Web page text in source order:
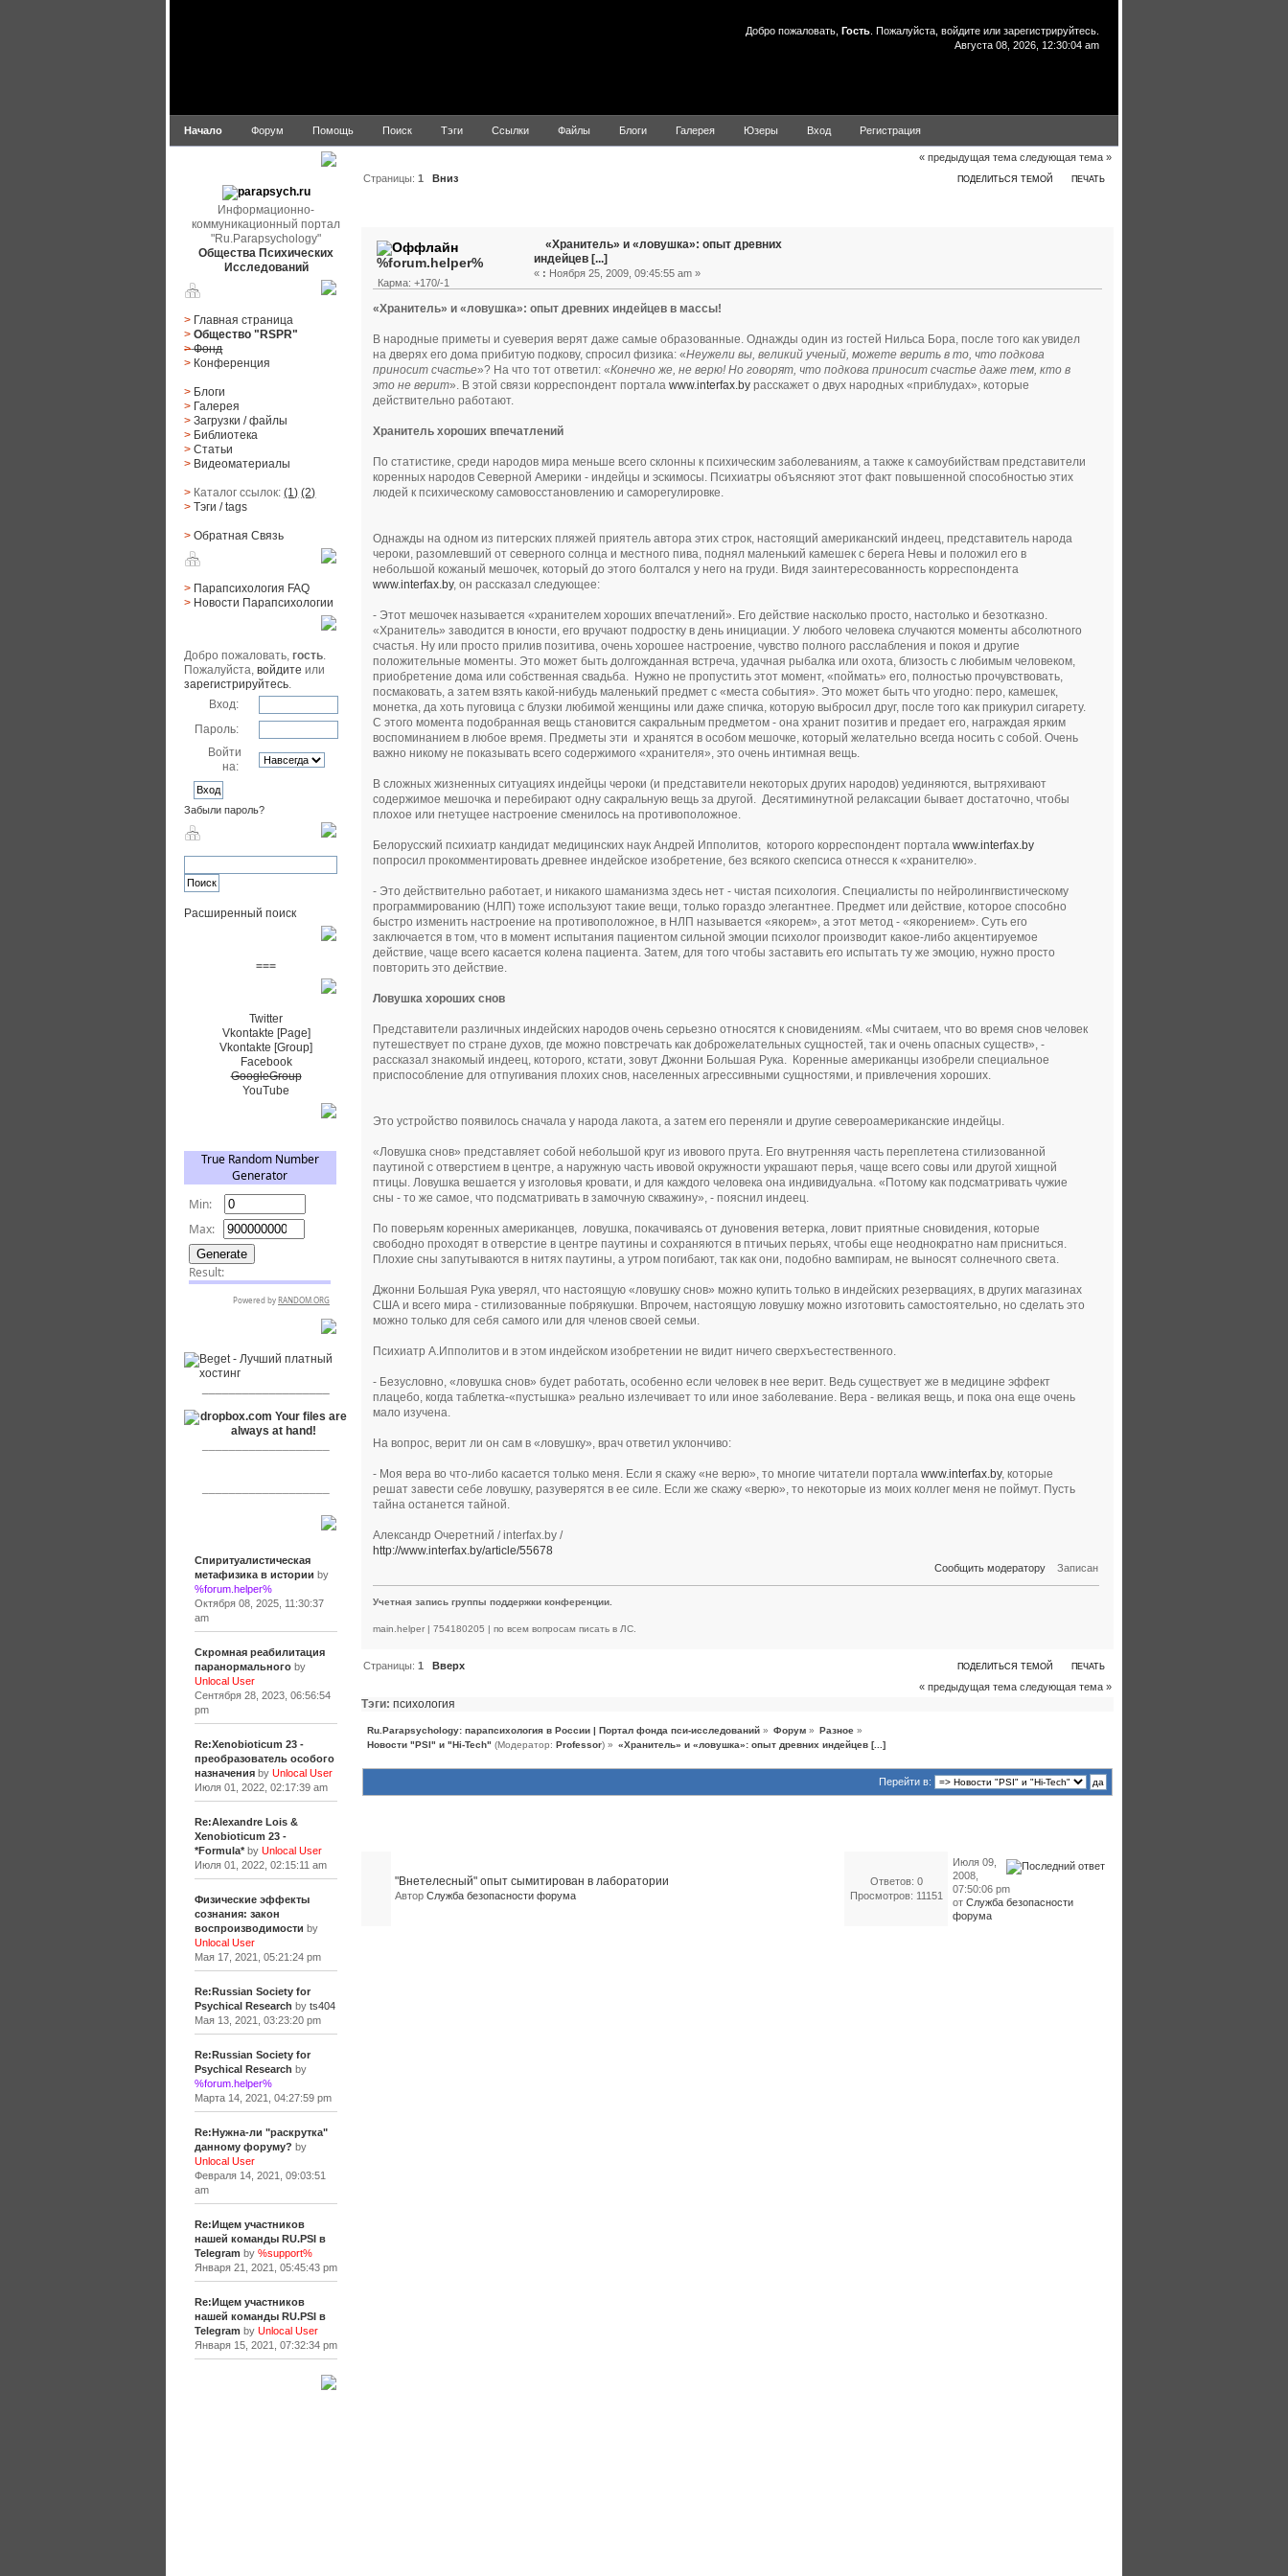
Добро пожаловать, Гость . Пожалуйста, войдите или зарегистрируйтесь
Августа 08, 2026, 12:30:04 am
Начало Форум Помощь Поиск Тэги Ссылки Файлы Блоги Галерея Юзеры Вход Регистрация
Информационно-
коммуникационный портал
"Ru.Parapsychology"
Общества Психических
Исследований
> Главная страница
> Общество "RSPR"
> Фонд
> Конференция
> Блоги
> Галерея
> Загрузки/файлы
> Библиотека
> Статьи
> Видеоматериалы
> Каталог ссылок:(1) (2)
> Тэги/ tags
> Обратная Cвязь
> Парапсихология FAQ
> Новости Парапсихологии
Добро пожаловать,гость.
Пожалуйста,войдите или
зарегистрируйтесь.
Вход:
Пароль:
Войти
на:
Забыли пароль?
Расширенный поиск
===
Twitter
Vkontakte [Page]
Vkontakte [Group]
Facebook
GoogleGroup
YouTube
Спиритуалистическая
метафизика в истории by
%forum.helper%
Октября 08, 2025, 11:30:37
am
Скромная реабилитация
паранормальногоby
Unlocal User
Сентября 28, 2023, 06:56:54
pm
Re:Xenobioticum 23 -
преобразователь особого
назначенияby Unlocal User
Июля 01, 2022, 02:17:39 am
Re:Alexandre Lois &
Xenobioticum 23 -
*Formula*by Unlocal User
Июля 01, 2022, 02:15:11 am
Физические эффекты
сознания: закон
воспроизводимости by
Unlocal User
Мая 17, 2021, 05:21:24 pm
Re:Russian Society for
Psychical Research by ts404
Мая 13, 2021, 03:23:20 pm
Re:Russian Society for
Psychical Research by
%forum.helper%
Марта 14, 2021, 04:27:59 pm
Re:Нужна-ли "раскрутка"
данному форуму? by
Unlocal User
Февраля 14, 2021, 09:03:51
am
Re:Ищем участников
нашей команды RU.PSI в
Telegram by %support%
Января 21, 2021, 05:45:43 pm
Re:Ищем участников
нашей команды RU.PSI в
Telegram by Unlocal User
Января 15, 2021, 07:32:34 pm
« предыдущая тема следующая тема »
ПОДЕЛИТЬСЯ ТЕМОЙ ПЕЧАТЬ
Страницы:1 Вниз
%forum.helper%
Карма: +170/-1
«Хранитель» и «ловушка»: опыт древних
индейцев [...]
« : Ноября 25, 2009, 09:45:55 am »
«Хранитель» и «ловушка»: опыт древних индейцев в массы!
В народные приметы и суеверия верят даже самые образованные. Однажды один из гостей Нильса Бора, после того как увидел
на дверях его дома прибитую подкову, спросил физика: «Неужели вы, великий ученый, можете верить в то, что подкова
приносит счастье»? На что тот ответил: «Конечно же, не верю! Но говорят, что подкова приносит счастье даже тем, кто в
это не верит». В этой связи корреспондент портала www.interfax.by расскажет о двух народных «приблудах», которые
действительно работают.
Хранитель хороших впечатлений
По статистике, среди народов мира меньше всего склонны к психическим заболеваниям, а также к самоубийствам представители
коренных народов Северной Америки - индейцы и эскимосы. Психиатры объясняют этот факт повышенной способностью этих
людей к психическому самовосстановлению и саморегулировке.
Однажды на одном из питерских пляжей приятель автора этих строк, настоящий американский индеец, представитель народа
чероки, разомлевший от северного солнца и местного пива, поднял маленький камешек с берега Невы и положил его в
небольшой кожаный мешочек, который до этого болтался у него на груди. Видя заинтересованность корреспондента
www.interfax.by, он рассказал следующее:
- Этот мешочек называется «хранителем хороших впечатлений». Его действие насколько просто, настолько и безотказно.
«Хранитель» заводится в юности, его вручают подростку в день инициации. У любого человека случаются моменты абсолютного
счастья. Ну или просто прилив позитива, очень хорошее настроение, чувство полного расслабления и покоя и другие
положительные моменты. Это может быть долгожданная встреча, удачная рыбалка или охота, близость с любимым человеком,
приобретение дома или собственная свадьба. Нужно не пропустить этот момент, «поймать» его, полностью прочувствовать,
посмаковать, а затем взять какой-нибудь маленький предмет с «места события». Это может быть что угодно: перо, камешек,
монетка, да хоть пуговица с блузки любимой женщины или даже спичка, которую выбросил друг, после того как прикурил сигарету.
С этого момента подобранная вещь становится сакральным предметом - она хранит позитив и предает его, награждая ярким
воспоминанием в любое время. Предметы эти и хранятся в особом мешочке, который желательно всегда носить с собой. Очень
важно никому не показывать всего содержимого «хранителя», это очень интимная вещь.
В сложных жизненных ситуациях индейцы чероки (и представители некоторых других народов) уединяются, вытряхивают
содержимое мешочка и перебирают одну сакральную вещь за другой. Десятиминутной релаксации бывает достаточно, чтобы
плохое или гнетущее настроение сменилось на противоположное.
Белорусский психиатр кандидат медицинских наук Андрей Ипполитов, которого корреспондент портала www.interfax.by
попросил прокомментировать древнее индейское изобретение, без всякого скепсиса отнесся к «хранителю».
- Это действительно работает, и никакого шаманизма здесь нет - чистая психология. Специалисты по нейролингвистическому
программированию (НЛП) тоже используют такие вещи, только гораздо элегантнее. Предмет или действие, которое способно
быстро изменить настроение на противоположное, в НЛП называется «якорем», а этот метод - «якорением». Суть его
заключается в том, что в момент испытания пациентом сильной эмоции психолог производит какое-либо акцентируемое
действие, чаще всего касается колена пациента. Затем, для того чтобы заставить его испытать ту же эмоцию, нужно просто
повторить это действие.
Ловушка хороших снов
Представители различных индейских народов очень серьезно относятся к сновидениям. «Мы считаем, что во время снов человек
путешествует по стране духов, где можно повстречать как доброжелательных сущностей, так и очень опасных существ», -
рассказал знакомый индеец, которого, кстати, зовут Джонни Большая Рука. Коренные американцы изобрели специальное
приспособление для отпугивания плохих снов, населенных агрессивными сущностями, и привлечения хороших.
Это устройство появилось сначала у народа лакота, а затем его переняли и другие североамериканские индейцы.
«Ловушка снов» представляет собой небольшой круг из ивового прута. Его внутренняя часть переплетена стилизованной
паутиной с отверстием в центре, а наружную часть ивовой окружности украшают перья, чаще всего совы или другой хищной
птицы. Ловушка вешается у изголовья кровати, и для каждого человека она индивидуальна. «Потому как подсматривать чужие
сны - то же самое, что подсматривать в замочную скважину», - пояснил индеец.
По поверьям коренных американцев, ловушка, покачиваясь от дуновения ветерка, ловит приятные сновидения, которые
свободно проходят в отверстие в центре паутины и сохраняются в птичьих перьях, чтобы еще неоднократно нам присниться.
Плохие сны запутываются в нитях паутины, а утром погибают, так как они, подобно вампирам, не выносят солнечного света.
Джонни Большая Рука уверял, что настоящую «ловушку снов» можно купить только в индейских резервациях, в других магазинах
США и всего мира - стилизованные побрякушки. Впрочем, настоящую ловушку можно изготовить самостоятельно, но сделать это
можно только для себя самого или для членов своей семьи.
Психиатр А.Ипполитов и в этом индейском изобретении не видит ничего сверхъестественного.
- Безусловно, «ловушка снов» будет работать, особенно если человек в нее верит. Ведь существует же в медицине эффект
плацебо, когда таблетка-«пустышка» реально излечивает то или иное заболевание. Вера - великая вещь, и пока она еще очень
мало изучена.
На вопрос, верит ли он сам в «ловушку», врач ответил уклончиво:
- Моя вера во что-либо касается только меня. Если я скажу «не верю», то многие читатели портала www.interfax.by, которые
решат завести себе ловушку, разуверятся в ее силе. Если же скажу «верю», то некоторые из моих коллег меня не поймут. Пусть
тайна останется тайной.
Александр Очеретний / interfax.by /
http://www.interfax.by/article/55678
Сообщить модератору Записан
Учетная запись группы поддержки конференции.
main.helper | 754180205 | по всем вопросам писать в ЛС.
ПОДЕЛИТЬСЯ ТЕМОЙ ПЕЧАТЬ
Страницы:1
Вверх
« предыдущая тема следующая тема »
Тэги: психология
Ru.Parapsychology: парапсихология в России | Портал фонда пси-исследований » Форум » Разное »
Новости "PSI" и "Hi-Tech" (Модератор: Professor) » «Хранитель» и «ловушка»: опыт древних индейцев [...]
Перейти в:
"Внетелесный" опыт сымитирован в лаборатории
Автор Служба безопасности форума
Ответов: 0
Просмотров: 11151
Июля 09,
2008,
07:50:06 pm
от Служба безопасности
форума